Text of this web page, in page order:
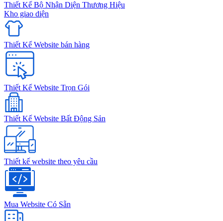
Thiết Kế Bộ Nhận Diện Thương Hiệu
Kho giao diện
Thiết Kế Website bán hàng
Thiết Kế Website Trọn Gói
Thiết Kế Website Bất Động Sản
Thiết kế website theo yêu cầu
Mua Website Có Sẵn